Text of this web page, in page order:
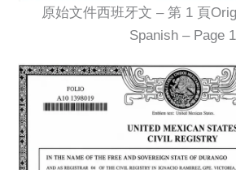
原始文件西班牙文 – 第 1 頁
Spanish – Page 1